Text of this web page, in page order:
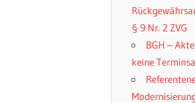
§ 9 Nr. 2 ZVG
BGH –
keine